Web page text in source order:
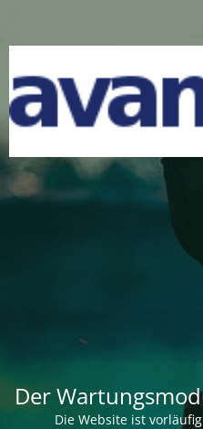
Der
Die Website ist